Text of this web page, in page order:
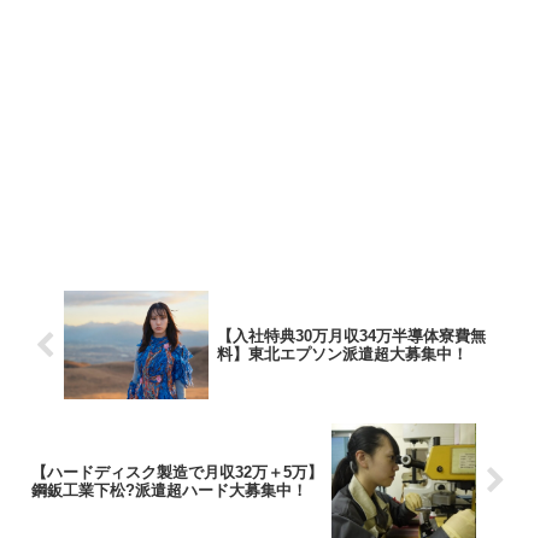
【入社特典30万月収34万半導体寮費無
料】東北エプソン派遣超大募集中！
【ハードディスク製造で月収32万＋5万】
鋼鈑工業下松?派遣超ハード大募集中！